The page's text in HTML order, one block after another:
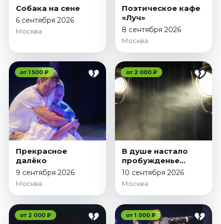
Собака на сене
6 сентября 2026
Москва
Поэтическое кафе
«Луч»
8 сентября 2026
Москва
от 1 500 ₽
Прекрасное
далёко
9 сентября 2026
Москва
от 2 000 ₽
В душе настало
пробужденье...
10 сентября 2026
Москва
от 2 000 ₽ от 1 000 ₽